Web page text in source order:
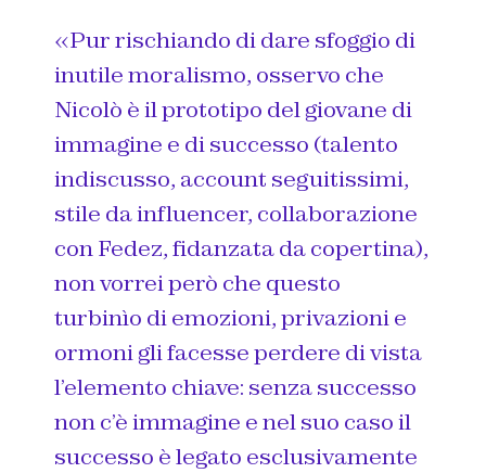
«Purrischiando di dare sfoggio di
inutile moralismo, osservo che
Nicolò è il prototipo del giovane di
immagine e di successo (talento
indiscusso, account seguitissimi,
stile da influencer, collaborazione
con Fedez, fidanzata da copertina),
non vorrei però che questo
turbinìo di emozioni, privazioni e
ormoni gli facesse perdere di vista
l’elemento chiave: senza successo
non c’è immagine e nel suo caso il
successo è legato esclusivamente